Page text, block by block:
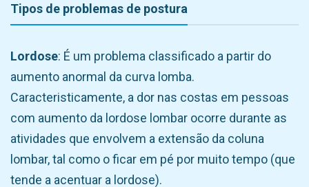
Tipos de problemas de postura
Lordose: É um problema classificado a partir do
aumento anormal da curva lomba.
Caracteristicamente, a dor nas costas em pessoas
com aumento da lordose lombar ocorre durante as
atividades que envolvem a extensão da coluna
lombar, tal como o ficar em pé por muito tempo (que
tende a acentuar a lordose).